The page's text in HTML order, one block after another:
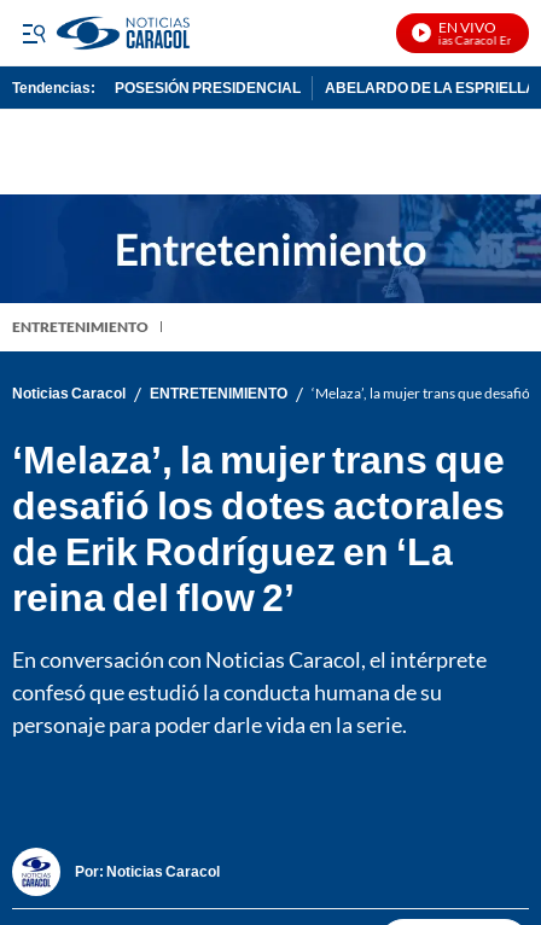
EN VIVO
Noticias Caracol En Vivo
Tendencias: POSESIÓN PRESIDENCIAL ABELARDO DE LA ESPRIELLA
ENTRETENIMIENTO
Noticias Caracol / ENTRETENIMIENTO / ‘Melaza’, la mujer trans que desafió
‘Melaza’, la mujer trans que
desafió los dotes actorales
de Erik Rodríguez en ‘La
reina del flow 2’
En conversación con Noticias Caracol, el intérprete
confesó que estudió la conducta humana de su
personaje para poder darle vida en la serie.
Por: Noticias Caracol